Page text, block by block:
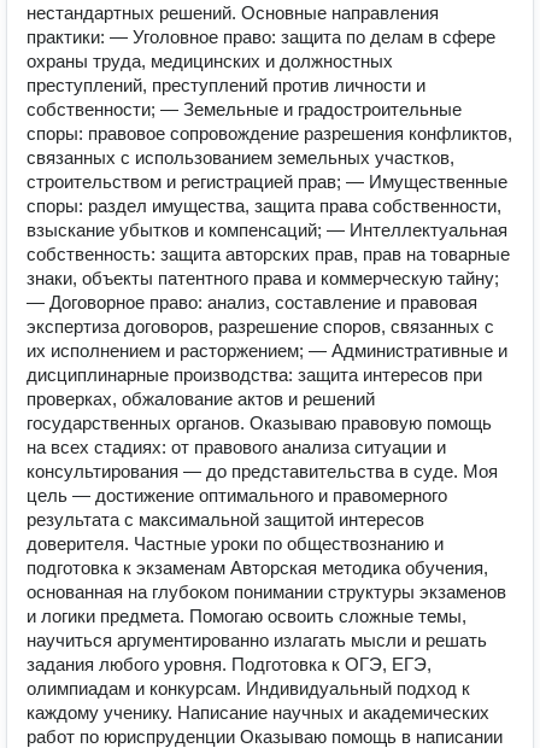
нестандартных решений. Основные направления
практики: — Уголовное право: защита по делам в сфере
охраны труда, медицинских и должностных
преступлений, преступлений против личности и
собственности; — Земельные и градостроительные
споры: правовое сопровождение разрешения конфликтов,
связанных с использованием земельных участков,
строительством и регистрацией прав; — Имущественные
споры: раздел имущества, защита права собственности,
взыскание убытков и компенсаций; — Интеллектуальная
собственность: защита авторских прав, прав на товарные
знаки, объекты патентного права и коммерческую тайну;
— Договорное право: анализ, составление и правовая
экспертиза договоров, разрешение споров, связанных с
их исполнением и расторжением; — Административные и
дисциплинарные производства: защита интересов при
проверках, обжалование актов и решений
государственных органов. Оказываю правовую помощь
на всех стадиях: от правового анализа ситуации и
консультирования — до представительства в суде. Моя
цель — достижение оптимального и правомерного
результата с максимальной защитой интересов
доверителя. Частные уроки по обществознанию и
подготовка к экзаменам Авторская методика обучения,
основанная на глубоком понимании структуры экзаменов
и логики предмета. Помогаю освоить сложные темы,
научиться аргументированно излагать мысли и решать
задания любого уровня. Подготовка к ОГЭ, ЕГЭ,
олимпиадам и конкурсам. Индивидуальный подход к
каждому ученику. Написание научных и академических
работ по юриспруденции Оказываю помощь в написании